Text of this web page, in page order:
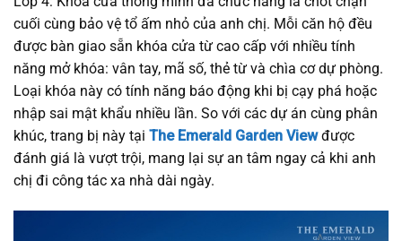
cuối cùng bảo vệ tổ ấm nhỏ của anh chị. Mỗi căn hộ đều
được bàn giao sẵn khóa cửa từ cao cấp với nhiều tính
năng mở khóa: vân tay, mã số, thẻ từ và chìa cơ dự phòng.
Loại khóa này có tính năng báo động khi bị cạy phá hoặc
nhập sai mật khẩu nhiều lần. So với các dự án cùng phân
khúc, trang bị này tại The Emerald Garden Viewđược
đánh giá là vượt trội, mang lại sự an tâm ngay cả khi anh
chị đi công tác xa nhà dài ngày.